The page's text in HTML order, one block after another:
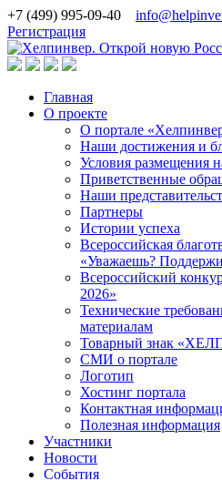
+7 (499) 995-09-40
Регистрация
Главная
О проекте
О портале
Наши достижения и
Условия размещения
Приветственные
Наши
Партнеры
Истории успеха
Всероссийская
«Уважаешь?
Всероссийский
2026»
Технические
материалам
Товарный знак
СМИ о портале
Логотип
Хостинг портала
Контактная
Полезная информация
Участники
Новости
События